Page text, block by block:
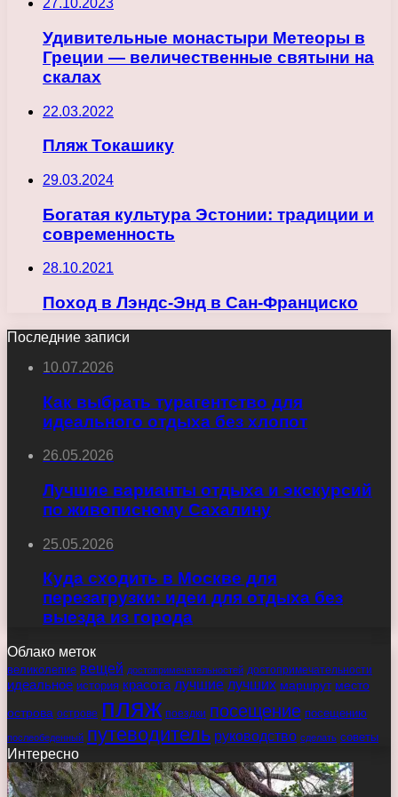
27.10.2023
Удивительные монастыри Метеоры в
Греции — величественные святыни на
скалах
22.03.2022
Пляж Токашику
29.03.2024
Богатая культура Эстонии: традиции и
современность
28.10.2021
Поход в Лэндс-Энд в Сан-Франциско
Последние записи
10.07.2026
Как выбрать турагентство для
идеального отдыха без хлопот
26.05.2026
Лучшие варианты отдыха и экскурсий
по живописному Сахалину
25.05.2026
Куда сходить в Москве для
перезагрузки: идеи для отдыха без
выезда из города
Облако меток
великолепие вещей достопримечательностей достопримечательности
идеальное история красота лучшие лучших маршрут место
острова острове пляж поездки посещение посещению
послеобеденный путеводитель руководство сделать советы
Интересно